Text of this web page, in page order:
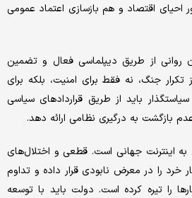
احیای اقتصاد و هم بازسازی اعتماد عمومی
روانی از طریق دیپلماسی فعال و تضمین
جنگ، نه فقط برای امنیت، بلکه برای
باید از طریق قراردادهای سیاسی
بازگشت به درگیری نظامی ارائه دهد.
اینترنت جهانی است. قطعی و اختلال‌های
خرد را در معرض نابودی قرار داده و تداوم
را تیره کرده است. دولت باید با توسعه